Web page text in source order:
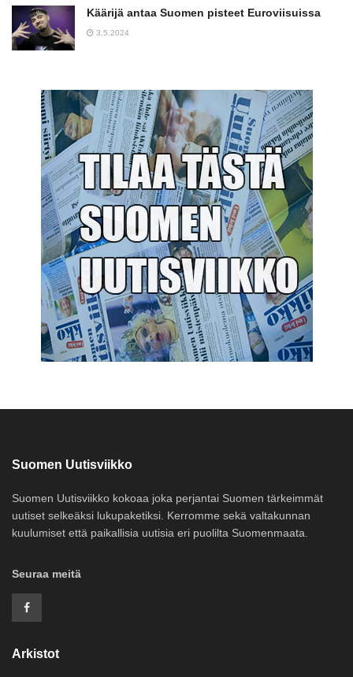
Käärijä antaa Suomen pisteet Euroviisuissa
3.5.2024
Suomen Uutisviikko
Suomen Uutisviikko kokoaa joka perjantai Suomen tärkeimmät
uutiset selkeäksi lukupaketiksi. Kerromme sekä valtakunnan
kuulumiset että paikallisia uutisia eri puolilta Suomenmaata.
Seuraa meitä
Arkistot